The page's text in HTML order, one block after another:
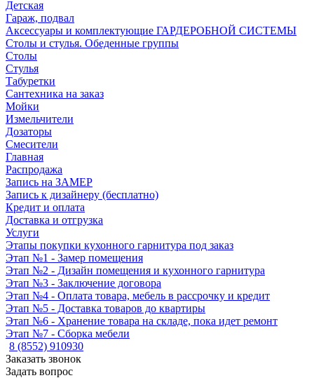
Детская
Гараж, подвал
Аксессуары и комплектующие ГАРДЕРОБНОЙ СИСТЕМЫ
Столы и стулья. Обеденные группы
Столы
Стулья
Табуретки
Сантехника на заказ
Мойки
Измельчители
Дозаторы
Смесители
Главная
Распродажа
Запись на ЗАМЕР
Запись к дизайнеру (бесплатно)
Кредит и оплата
Доставка и отгрузка
Услуги
Этапы покупки кухонного гарнитура под заказ
Этап №1 - Замер помещения
Этап №2 - Дизайн помещения и кухонного гарнитура
Этап №3 - Заключение договора
Этап №4 - Оплата товара, мебель в рассрочку и кредит
Этап №5 - Доставка товаров до квартиры
Этап №6 - Хранение товара на складе, пока идет ремонт
Этап №7 - Сборка мебели
8 (8552) 910930
Заказать звонок
Задать вопрос